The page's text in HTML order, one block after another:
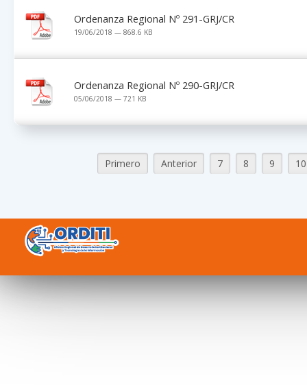
Ordenanza Regional Nº 291-GRJ/CR
19/06/2018 — 868.6 KB
Ordenanza Regional Nº 290-GRJ/CR
05/06/2018 — 721 KB
Primero Anterior 7 8 9 10